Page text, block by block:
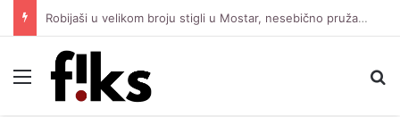
Robijaši u velikom broju stigli u Mostar, nesebično pružaju podršku Čeliku protiv Zrinjskog
Menu